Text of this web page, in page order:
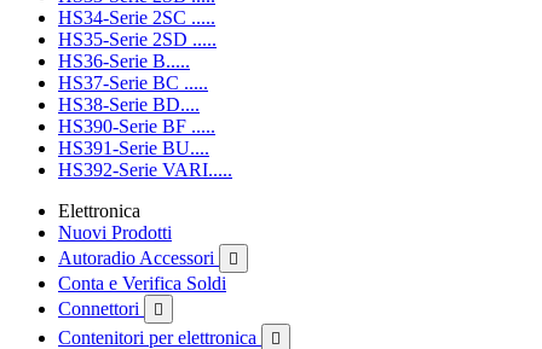
HS34-Serie 2SC .....
HS35-Serie 2SD .....
HS36-Serie B.....
HS37-Serie BC .....
HS38-Serie BD....
HS390-Serie BF .....
HS391-Serie BU....
HS392-Serie VARI.....
Elettronica
Nuovi Prodotti
Autoradio Accessori

Conta e Verifica Soldi
Connettori

Contenitori per elettronica 